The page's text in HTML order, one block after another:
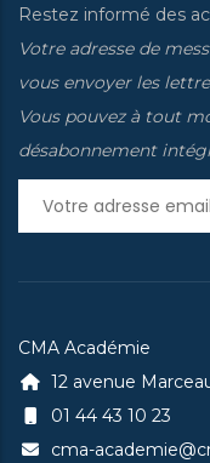
Restez informé des
Votre adresse de
vous envoyer les
Vous pouvez à tout
désabonnement
CMA Académie
12 avenue
01 44 43 10 23
cma-